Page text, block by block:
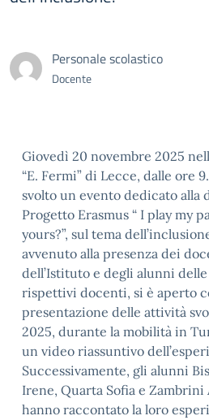
Personale scolastico
Docente
Giovedì 20 novembre 2025
“E. Fermi” di Lecce, dalle ore
svolto un evento dedicato alla
Progetto Erasmus “ I play my
yours?”, sul tema
avvenuto alla presenza dei
dell’Istituto e degli alunni
rispettivi docenti, si è aperto
presentazione delle attività
2025, durante la mobilità in
un video riassuntivo
Successivamente, gli alunni
Irene, Quarta Sofia e Zambrini
hanno raccontato la loro